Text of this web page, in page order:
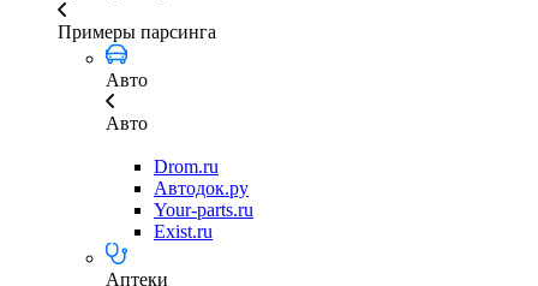
Примеры парсинга
Авто
Авто
Drom.ru
Автодок.ру
Your-parts.ru
Exist.ru
Аптеки